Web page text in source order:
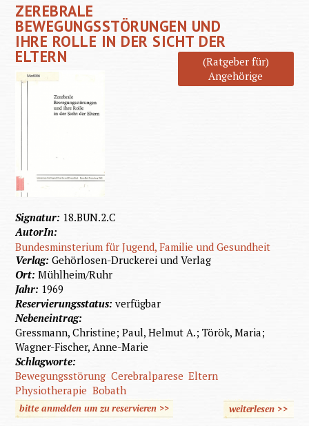
ZEREBRALE
BEWEGUNGSSTÖRUNGEN UND
IHRE ROLLE IN DER SICHT DER
ELTERN
(Ratgeber für)
Angehörige
Signatur: 18.BUN.2.C
AutorIn:
Bundesminsterium für Jugend, Familie und Gesundheit
Verlag:Gehörlosen-Druckerei und Verlag
Ort:Mühlheim/Ruhr
Jahr: 1969
Reservierungsstatus:verfügbar
Nebeneintrag:
Gressmann, Christine; Paul, Helmut A.; Török, Maria;
Wagner-Fischer, Anne-Marie
Schlagworte:
Bewegungsstörung Cerebralparese Eltern
Physiotherapie Bobath
bitte anmelden um zu reservieren >> weiterlesen
über
>>